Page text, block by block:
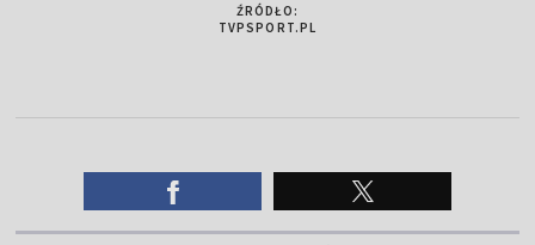
ŹRÓDŁO:
TVPSPORT.PL